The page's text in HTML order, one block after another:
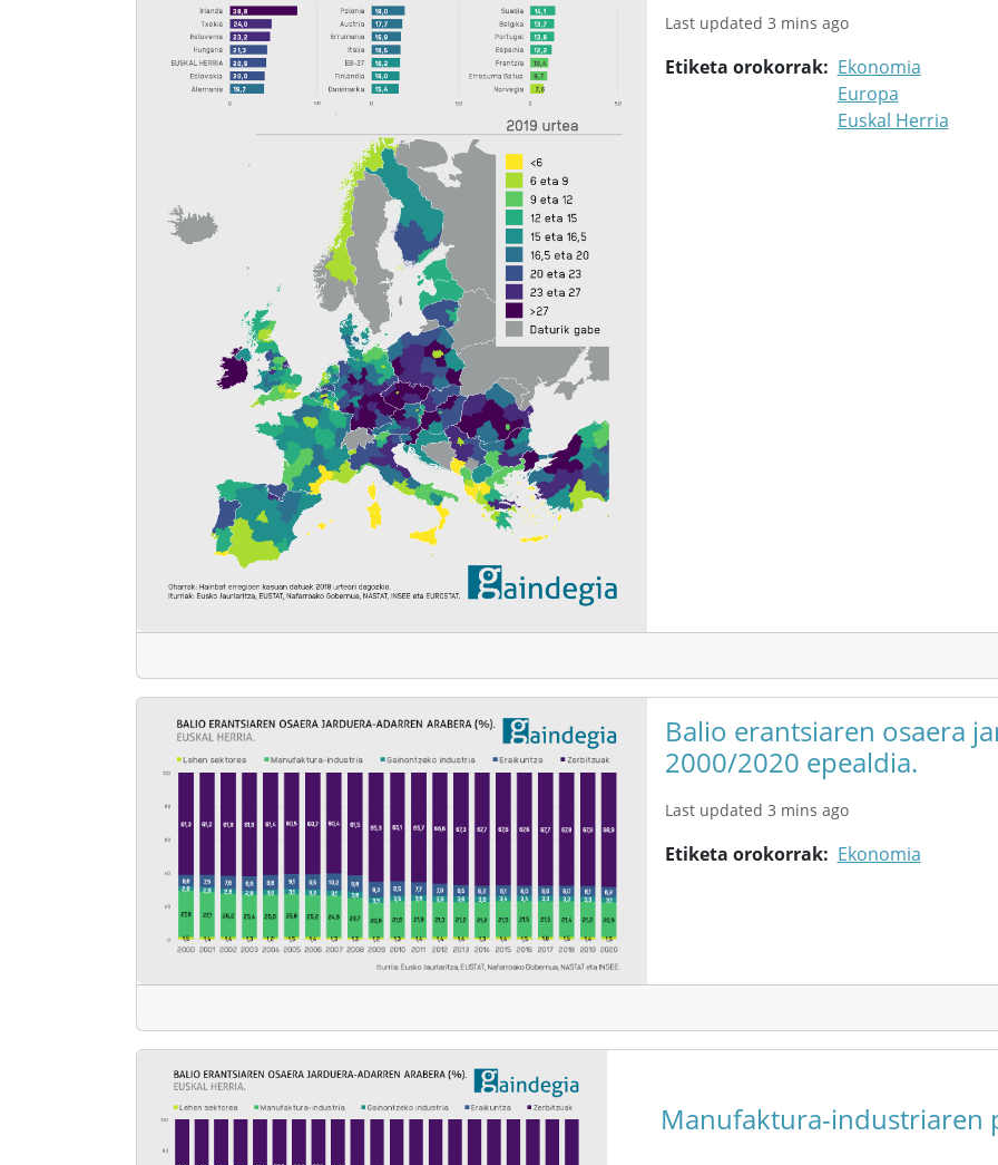
Last updated 3 mins ago
Etiketa orokorrak
Ekonomia
Europa
Euskal Herria
Balio erantsiaren osaera
2000/2020 epealdia.
Last updated 3 mins ago
Etiketa orokorrak Ekonomia
Manufaktura-industriaren